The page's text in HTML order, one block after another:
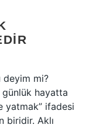
deyim mi?
hayatta
yatmak” ifadesi
biridir. Aklı